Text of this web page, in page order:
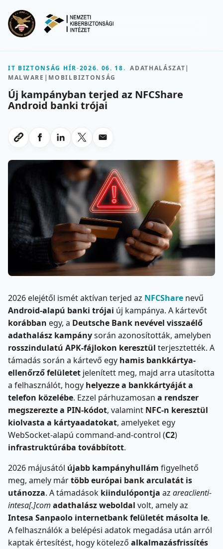
IT BIZTONSÁG HÍR-2026. 06. 18. ADATHALÁSZAT|
MALWARE | MOBILBIZTONSÁG
Új kampányban terjed az NFCShare
Android banki trójai
Link masolasa
Megosztas Facebookon
Megosztas LinkedInen
Megosztas X-en
Megosztas emailben
2026 elejétől ismét aktívan terjed az NFCShare nevű
Android-alapú banki trójai új kampánya. A kártevőt
korábban egy, a Deutsche Bank nevével visszaélő
adathalász kampánysorán azonosították, amelyben
rosszindulatú APK-fájlokon keresztül terjesztették. A
támadás során a kártevő egy hamis bankkártya-
ellenőrző felületet jelenített meg, majd arra utasította
a felhasználót, hogy helyezze a bankkártyáját a
telefon közelébe. Ezzel párhuzamosan a rendszer
megszerezte a PIN-kódot, valamint NFC-n keresztül
kiolvasta a kártyaadatokat, amelyeket egy
WebSocket-alapú command-and-control (C2)
infrastruktúrába továbbított.
2026 májusától újabb kampányhullám figyelhető
meg, amely mártöbb európai bank arculatát is
utánozza. A támadások kiindulópontja az areaclienti-
intesa[.]com adathalász weboldal volt, amely az
Intesa Sanpaolo internetbank felületét másolta le.
A felhasználók a belépési adatok megadása után arról
kaptak értesítést, hogy kötelező alkalmazásfrissítés